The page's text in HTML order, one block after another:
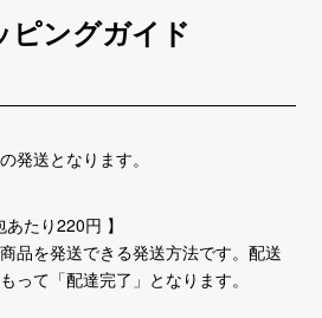
ピングガイド
発送となります。
たり220円 】
品を発送できる発送方法です。配送
って「配達完了」となります。